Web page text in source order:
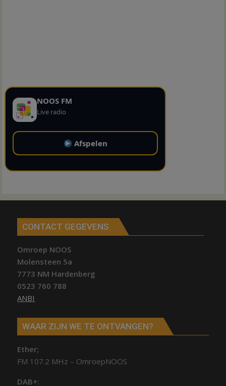
NOOS FM
Live radio
Afspelen
CONTACT GEGEVENS
Omroep NOOS
Molensteen 5a
7773 NM Hardenberg
0523 760 788
ANBI
WAAR ZIJN WE TE ONTVANGEN?
Ether;
FM 107.2 MHz – OmroepNOOS
DAB+: